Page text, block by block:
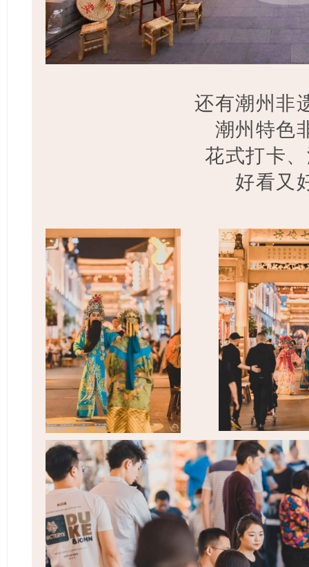
还有潮州非
潮州特色
花式打卡
好看又